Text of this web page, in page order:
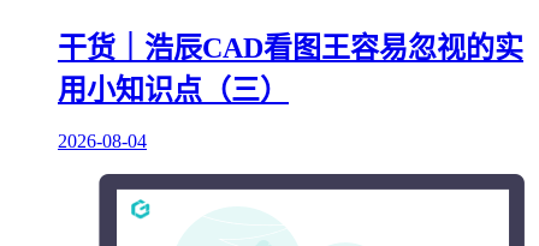
干货｜浩辰CAD看图王容易忽视的实
用小知识点（三）
2026-08-04